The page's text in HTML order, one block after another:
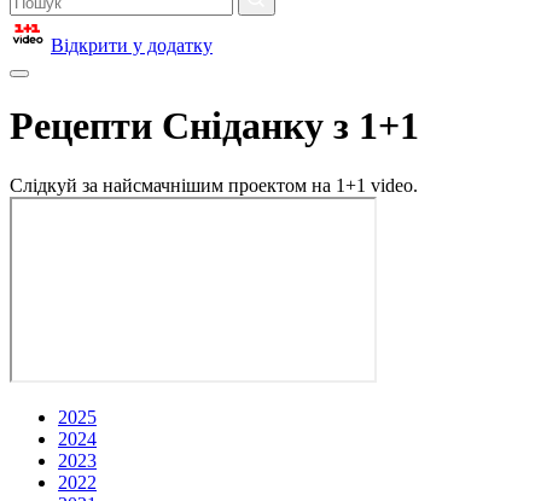
Відкрити у додатку
Рецепти Сніданку з 1+1
Слідкуй за найсмачнішим проектом на 1+1 video.
2025
2024
2023
2022